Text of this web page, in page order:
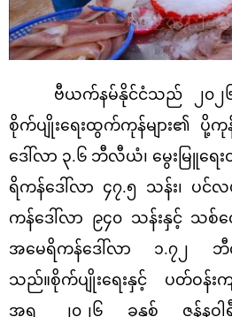
ဗီယက်နမ်နိုင်ငံသည် ၂၀၂၆
စိုက်ပျိုးရေးထွက်ကုန်များ၏ ပို့
ဒေါ်လာ ၃.၆ ဘီလီယံ၊ မွေးမြူရ
ရိကန်ဒေါ်လာ ၄၇.၅ သန်း၊ ပင်
ကန်ဒေါ်လာ ၉၄၀ သန်းနှင့် သ
အမေရိကန်ဒေါ်လာ ၁.၇၂
သည်။စိုက်ပျိုးရေးနှင့် ပတ်ဝန်း
အရ ၂၀၂၆ ခုနှစ် ဇန်နဝ